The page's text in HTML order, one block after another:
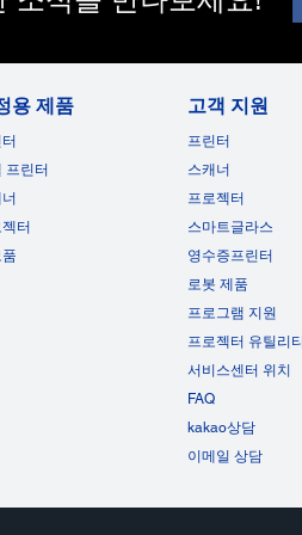
LCD:
1080p(FHD)
LCD 크기:
용 제품
프린터
터
고객 지원
프린터
스캐너
프로젝터
스마트글라스
영수증프린터
로봇 제품
프로그램 지원
프로젝터 유틸리티
서비스센터 위치
FAQ
kakao상담
이메일 상담